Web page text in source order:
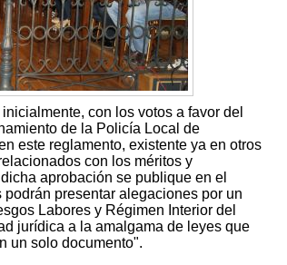
con los votos a favor del
de la Policía Local de
este reglamento, existente ya en otros
con los méritos y
aprobación se publique en el
presentar alegaciones por un
Labores y Régimen Interior del
jurídica a la amalgama de leyes que
un solo documento".